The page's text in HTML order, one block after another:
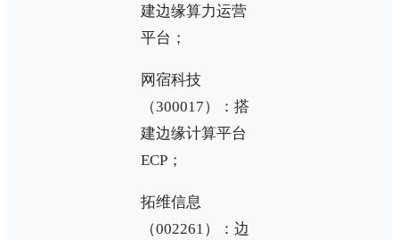
建边缘算力运营
平台；
网宿科技
（300017）：搭
建边缘计算平台
ECP；
拓维信息
（002261）：边